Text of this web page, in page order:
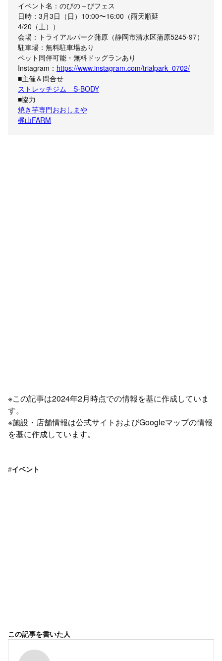
イベント名：のびの～びフェス
日時：3月3日（日）10:00〜16:00（雨天順延
4/20（土））
会場：トライアルパーク蒲原（静岡市清水区蒲原5245-97）
駐車場：無料駐車場あり
ペット同伴可能・無料ドッグランあり
Instagram： https://www.instagram.com/trialpark_0702/
■主催＆問合せ
ストレッチジム S-BODY
■協力
焼き芋専門おおしまや
梶山FARM
※この記事は2024年2月時点での情報を基に作成していま
す。
※施設・店舗情報は公式サイトおよびGoogleマップの情報
を基に作成しています。
#イベント
この記事を書いた人